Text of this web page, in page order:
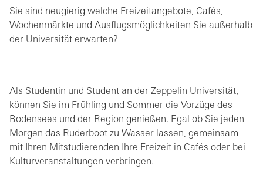
Sie sind neugierig welche Freizeitangebote, Cafés,
Wochenmärkte und Ausflugsmöglichkeiten Sie außerhalb
der Universität erwarten?
Als Studentin und Student an der Zeppelin Universität,
können Sie im Frühling und Sommer die Vorzüge des
Bodensees und der Region genießen. Egal ob Sie jeden
Morgen das Ruderboot zu Wasser lassen, gemeinsam
mit Ihren Mitstudierenden Ihre Freizeit in Cafés oder bei
Kulturveranstaltungen verbringen.